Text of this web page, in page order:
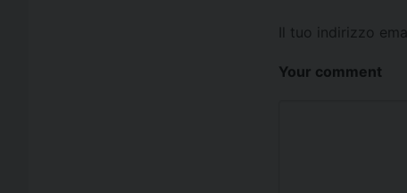
Il tuo indirizzo
Your comment